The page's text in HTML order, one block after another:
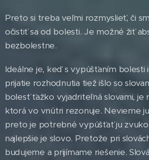
Preto si treba veľmi rozmyslieť, či
očistiť sa od bolesti. Je možné žiť
bezbolestne.
Ideálne je, keď s vypúšťaním bolesti
prijatie rozhodnutia tiež išlo so
bolesť ťažko vyjadriteľná slovami, je
ktorá vo vnútri rezonuje. Nevieme
preto je potrebné vypúšťať ju
najlepšie je slovo. Pretože pri
budujeme a prijímame riešenie.